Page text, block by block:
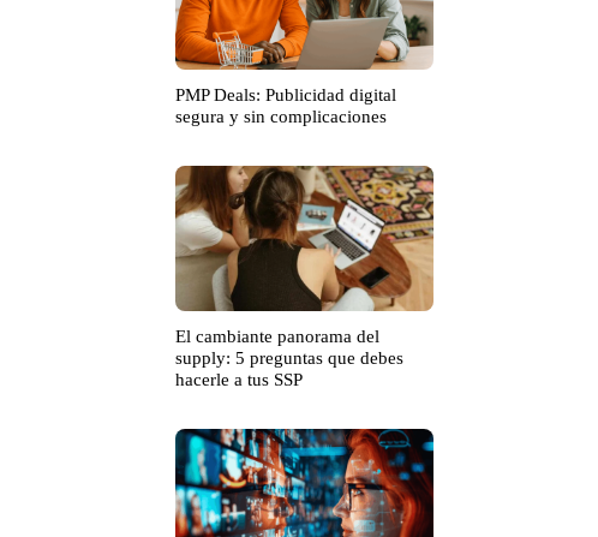
PMP Deals: Publicidad digital
segura y sin complicaciones
El cambiante panorama del
supply: 5 preguntas que debes
hacerle a tus SSP